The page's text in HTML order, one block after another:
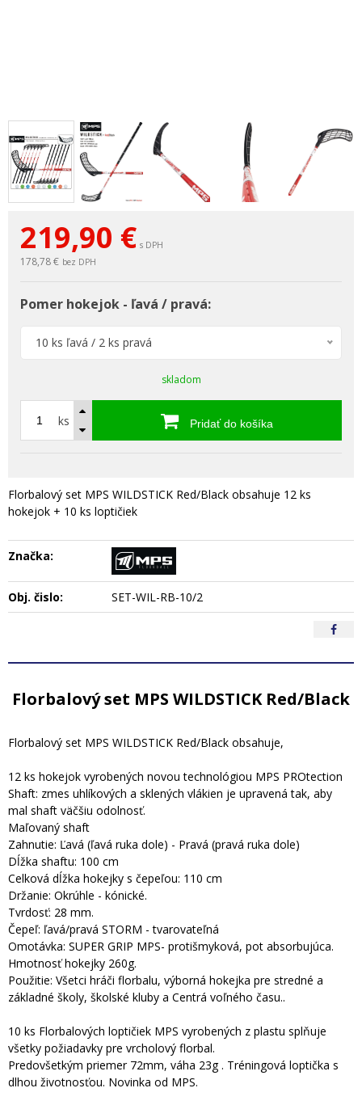
219,90 € s DPH
178,78 € bez DPH
Pomer hokejok - ľavá / pravá:
10 ks ľavá / 2 ks pravá
skladom
ks Pridať do košíka
Florbalový set MPS WILDSTICK Red/Black obsahuje 12 ks
hokejok + 10 ks loptičiek
Značka:
Obj. čislo: SET-WIL-RB-10/2
Florbalový set MPS WILDSTICK Red/Black
Florbalový set MPS WILDSTICK Red/Black obsahuje,
12 ks hokejok vyrobených novou technológiou MPS PROtection
Shaft: zmes uhlíkových a sklených vlákien je upravená tak, aby
mal shaft väčšiu odolnosť.
Maľovaný shaft
Zahnutie: Ľavá (ľavá ruka dole) - Pravá (pravá ruka dole)
Dĺžka shaftu: 100 cm
Celková dĺžka hokejky s čepeľou: 110 cm
Držanie: Okrúhle - kónické.
Tvrdosť: 28 mm.
Čepeľ: ľavá/pravá STORM - tvarovateľná
Omotávka: SUPER GRIP MPS- protišmyková, pot absorbujúca.
Hmotnosť hokejky 260g.
Použitie: Všetci hráči florbalu, výborná hokejka pre stredné a
základné školy, školské kluby a Centrá voľného času..
10 ks Florbalových loptičiek MPS vyrobených z plastu splňuje
všetky požiadavky pre vrcholový florbal.
Predovšetkým priemer 72mm, váha 23g . Tréningová loptička s
dlhou životnosťou. Novinka od MPS.